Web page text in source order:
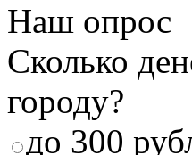
Наш опрос
Сколько
городу?
до 300